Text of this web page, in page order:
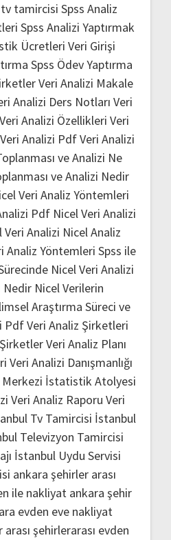
tamircisi Spss Analiz
Spss Analizi Yaptırmak
Ücretleri Veri Girişi
Spss Ödev Yaptırma
Veri Analizi Makale
Analizi Ders Notları Veri
Veri Analizi Özellikleri Veri
Veri Analizi PdfVeri Analizi
ve Analizi Ne
ve Analizi Nedir
Veri Analiz Yöntemleri
Pdf Nicel Veri Analizi
Analizi Nicel Analiz
Analiz Yöntemleri Spss ile
Nicel Veri Analizi
Nedir Nicel Verilerin
Araştırma Süreci ve
PdfVeri Analiz Şirketleri
Veri Analiz Planı
Veri Analizi Danışmanlığı
İstatistik Atolyesi
Veri Analiz Raporu Veri
Tv Tamircisi İstanbul
Televizyon Tamircisi
İstanbul Uydu Servisi
ankara şehirler arası
ile nakliyat ankara şehir
evden eve nakliyat
şehirlerarası evden